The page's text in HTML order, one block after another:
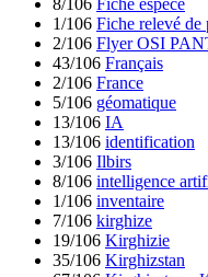
8/106 Fiche espèce
1/106 Fiche relevé de
2/106 Flyer OSI
43/106 Français
2/106 France
5/106 géomatique
13/106 IA
13/106 identification
3/106 Ilbirs
8/106 intelligence
1/106 inventaire
7/106 kirghize
19/106 Kirghizie
35/106 Kirghizstan